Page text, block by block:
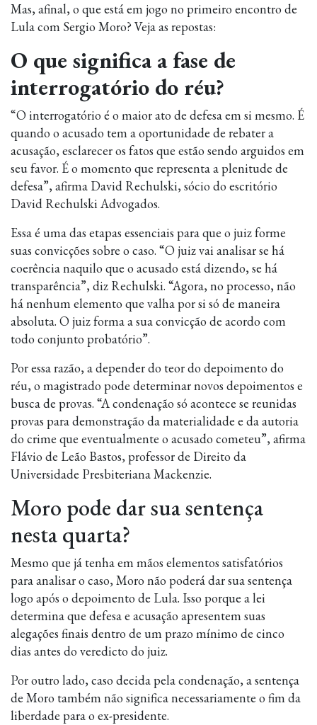
Mas, afinal, o que está em jogo no primeiro encontro de
Lula com Sergio Moro? Veja as repostas:
O que significa a fase de
interrogatório do réu?
“O interrogatório é o maior ato de defesa em si mesmo. É
quando o acusado tem a oportunidade de rebater a
acusação, esclarecer os fatos que estão sendo arguidos em
seu favor. É o momento que representa a plenitude de
defesa”, afirma David Rechulski, sócio do escritório
David Rechulski Advogados.
Essa é uma das etapas essenciais para que o juiz forme
suas convicções sobre o caso. “O juiz vai analisar se há
coerência naquilo que o acusado está dizendo, se há
transparência”, diz Rechulski. “Agora, no processo, não
há nenhum elemento que valha por si só de maneira
absoluta. O juiz forma a sua convicção de acordo com
todo conjunto probatório”.
Por essa razão, a depender do teor do depoimento do
réu, o magistrado pode determinar novos depoimentos e
busca de provas. “A condenação só acontece se reunidas
provas para demonstração da materialidade e da autoria
do crime que eventualmente o acusado cometeu”, afirma
Flávio de Leão Bastos, professor de Direito da
Universidade Presbiteriana Mackenzie.
Moro pode dar sua sentença
nesta quarta?
Mesmo que já tenha em mãos elementos satisfatórios
para analisar o caso, Moro não poderá dar sua sentença
logo após o depoimento de Lula. Isso porque a lei
determina que defesa e acusação apresentem suas
alegações finais dentro de um prazo mínimo de cinco
dias antes do veredicto do juiz.
Por outro lado, caso decida pela condenação, a sentença
de Moro também não significa necessariamente o fim da
liberdade para o ex-presidente.